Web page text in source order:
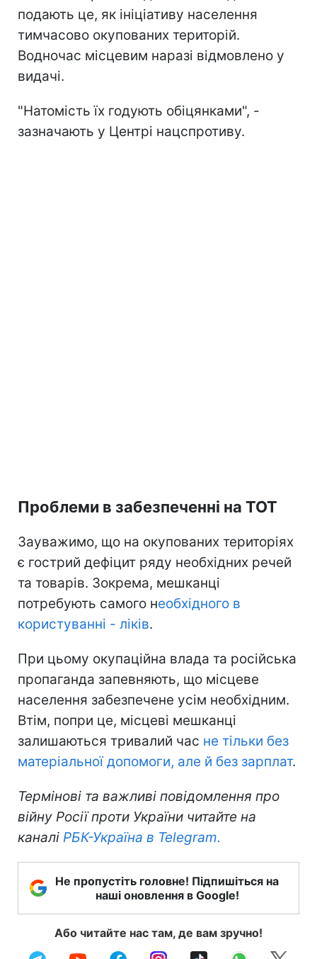
подають це, як ініціативу населення
тимчасово окупованих територій.
Водночас місцевим наразі відмовлено у
видачі.
"Натомість їх годують обіцянками", -
зазначають у Центрі нацспротиву.
Проблеми в забезпеченні на ТОТ
Зауважимо, що на окупованих територіях
є гострий дефіцит ряду необхідних речей
та товарів. Зокрема, мешканці
потребують самого необхідного в
користуванні - ліків.
При цьому окупаційна влада та російська
пропаганда запевняють, що місцеве
населення забезпечене усім необхідним.
Втім, попри це, місцеві мешканці
залишаються тривалий час не тільки без
матеріальної допомоги, але й без зарплат.
Термінові та важливі повідомлення про
війну Росії проти України читайте на
каналі РБК-Україна в Telegram.
Не пропустіть головне! Підпишіться на
наші оновлення в Google!
Або читайте нас там, де вам зручно!